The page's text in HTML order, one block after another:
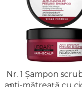
Nr. 1 Șampon